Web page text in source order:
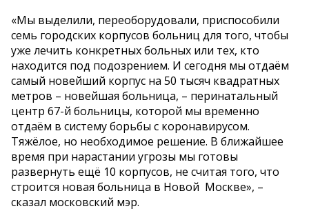
«Мы выделили, переоборудовали, приспособили
семь городских корпусов больниц для того, чтобы
уже лечить конкретных больных или тех, кто
находится под подозрением. И сегодня мы отдаём
самый новейший корпус на 50 тысяч квадратных
метров – новейшая больница, – перинатальный
центр 67-й больницы, которой мы временно
отдаём в систему борьбы с коронавирусом.
Тяжёлое, но необходимое решение. В ближайшее
время при нарастании угрозы мы готовы
развернуть ещё 10 корпусов, не считая того, что
строится новая больница в Новой Москве», –
сказал московский мэр.